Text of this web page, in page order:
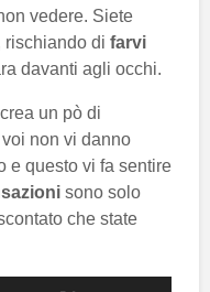
vedere. Siete
rischiando di farvi
davanti agli occhi.
crea un pò di
non vi danno
e questo vi fa sentire
sono solo
che state